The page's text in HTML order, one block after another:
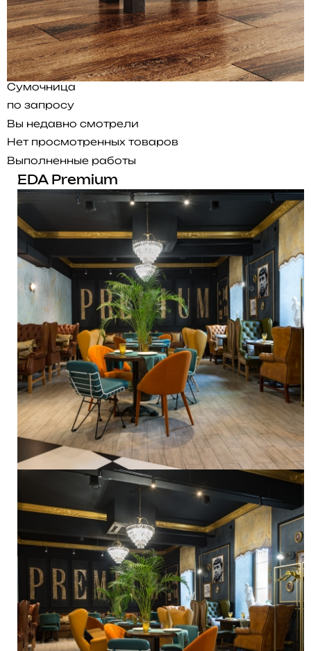
Сумочница
по запросу
Вы недавно смотрели
Нет просмотренных товаров
Выполненные работы
EDA Premium